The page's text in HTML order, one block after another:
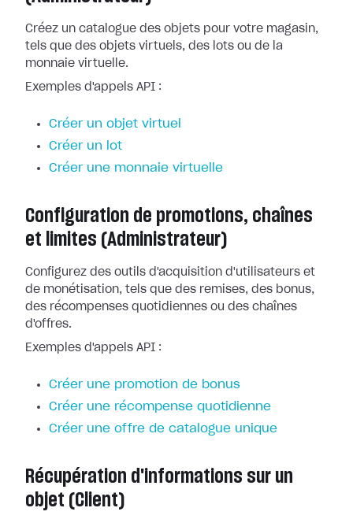
Créez un catalogue des objets pour votre magasin,
tels que des objets virtuels, des lots ou de la
monnaie virtuelle.
Exemples d'appels API :
Créer un objet virtuel
Créer un lot
Créer une monnaie virtuelle
Configuration de promotions, chaînes
et limites (Administrateur)
Configurez des outils d'acquisition d'utilisateurs et
de monétisation, tels que des remises, des bonus,
des récompenses quotidiennes ou des chaînes
d'offres.
Exemples d'appels API :
Créer une promotion de bonus
Créer une récompense quotidienne
Créer une offre de catalogue unique
Récupération d'informations sur un
objet (Client)